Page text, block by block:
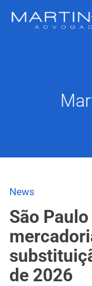
News
São
de 2026